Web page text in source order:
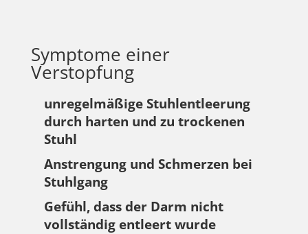
Symptome einer
Verstopfung
unregelmäßige Stuhlentleerung
durch harten und zu trockenen
Stuhl
Anstrengung und Schmerzen bei
Stuhlgang
Gefühl, dass der Darm nicht
vollständig entleert wurde